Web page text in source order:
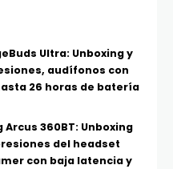
Ultra: Unboxing y
audífonos con
26 horas de batería
Arcus 360BT: Unboxing
del headset
con baja latencia y